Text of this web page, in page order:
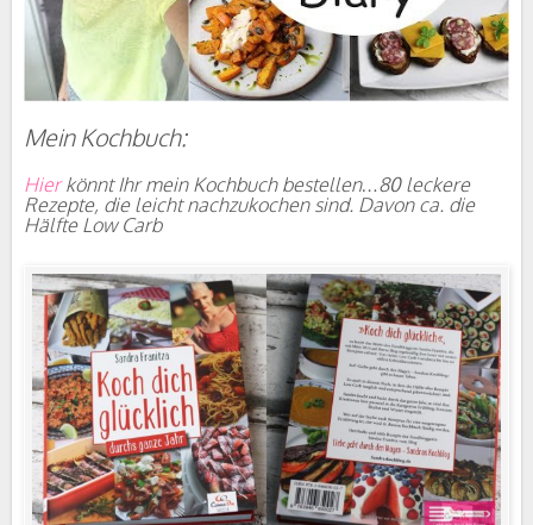
Mein Kochbuch:
Hierkönnt Ihr mein Kochbuch bestellen…80 leckere
Rezepte, die leicht nachzukochen sind. Davon ca. die
Hälfte Low Carb